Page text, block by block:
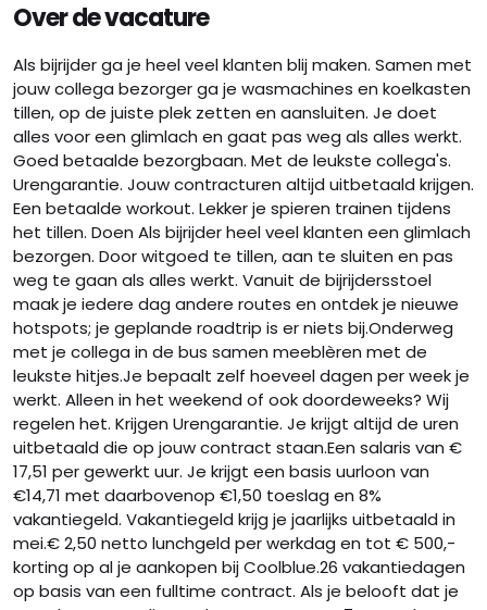
Over de vacature
Als bijrijder ga je heel veel klanten blij maken. Samen met
jouw collega bezorger ga je wasmachines en koelkasten
tillen, op de juiste plek zetten en aansluiten. Je doet
alles voor een glimlach en gaat pas weg als alles werkt.
Goed betaalde bezorgbaan. Met de leukste collega's.
Urengarantie. Jouw contracturen altijd uitbetaald krijgen.
Een betaalde workout. Lekker je spieren trainen tijdens
het tillen. Doen Als bijrijder heel veel klanten een glimlach
bezorgen. Door witgoed te tillen, aan te sluiten en pas
weg te gaan als alles werkt. Vanuit de bijrijdersstoel
maak je iedere dag andere routes en ontdek je nieuwe
hotspots; je geplande roadtrip is er niets bij.Onderweg
met je collega in de bus samen meeblèren met de
leukste hitjes.Je bepaalt zelf hoeveel dagen per week je
werkt. Alleen in het weekend of ook doordeweeks? Wij
regelen het. Krijgen Urengarantie. Je krijgt altijd de uren
uitbetaald die op jouw contract staan.Een salaris van €
17,51 per gewerkt uur. Je krijgt een basis uurloon van
€14,71 met daarbovenop €1,50 toeslag en 8%
vakantiegeld. Vakantiegeld krijg je jaarlijks uitbetaald in
mei.€ 2,50 netto lunchgeld per werkdag en tot € 500,-
korting op al je aankopen bij Coolblue.26 vakantiedagen
op basis van een fulltime contract. Als je belooft dat je